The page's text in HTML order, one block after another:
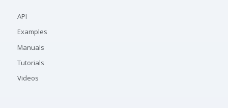
API
Examples
Manuals
Tutorials
Videos